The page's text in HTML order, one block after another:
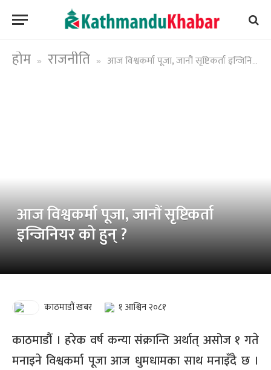
होम » राजनीति » आज विश्वकर्मा पूजा, जानौं सृष्टिकर्ता इन्जिनियर को हुन् ?
आज विश्वकर्मा पूजा, जानौं सृष्टिकर्ता
इन्जिनियर को हुन् ?
काठमाडौं खबर १ आश्विन २०८१
काठमाडौं । हरेक वर्ष कन्या संक्रान्ति अर्थात् असोज १ गते
मनाइने विश्वकर्मा पूजा आज धुमधामका साथ मनाइँदै छ ।